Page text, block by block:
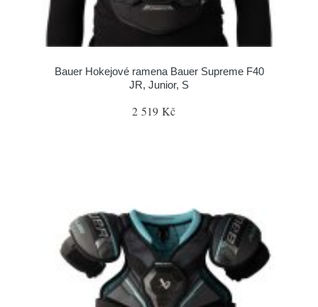
Bauer Hokejové ramena Bauer Supreme F40
JR, Junior, S
2 519 Kč